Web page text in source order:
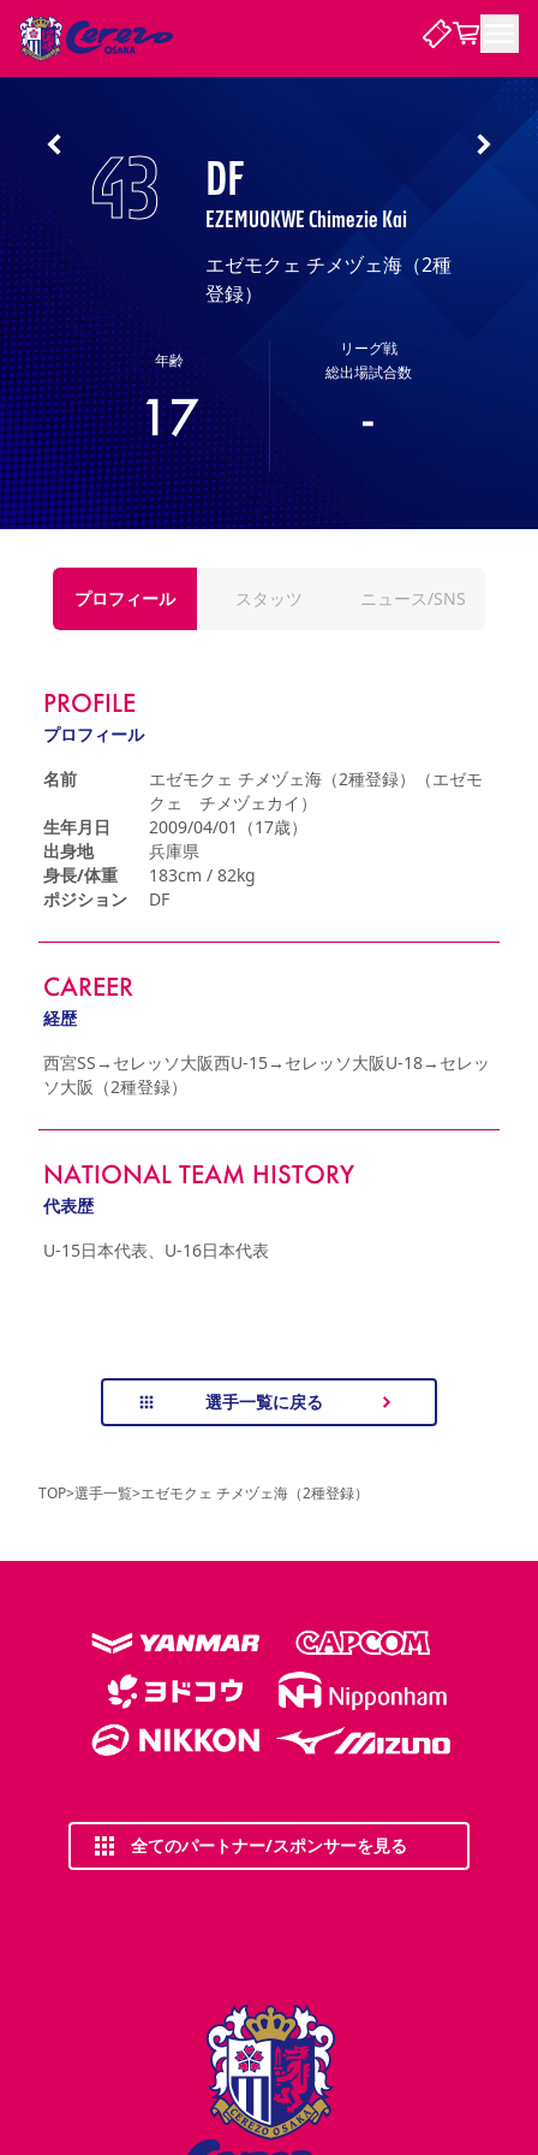
試合について
試合日程 / 結果
チームについて
選手・スタッフ スケジュール
アカデミー
ハナサカプレーヤー 歴代所属選手
観戦する
チケット
チケット情報 販売スケジュール
シーズンシート
法人シーズンシート 福祉サービス 団体チケット
特定興行入場券
譲渡サービス リセールサービス
観戦ガイド
初めて観戦ガイド キッズ向けサービス グルメ
観戦マナー&ルール
ビジターサポーター観戦ガイド
スタジアム
DAZNで観戦
アウェイツアー
よくある質問
よくある質問
クラブを知る
セレッソ大阪について
クラブ紹介 沿革 シーズン記録 求人情報
サポートする
パートナー企業募集中 セレッソ大阪VISAカード
サポートスタッフ
セレッソアイデアちょうだいな
応援商店街
Lise（ライセンスビジネス）
サステナビリティ
サステナビリティポリシー
スポーツクラブ
関連団体/施設
セレッソフットサルパーク
セレッソフットサルパーク長居
セレッソスポーツパーク舞洲
YANMAR HANASAKA STADIUM
セレッソ大阪アカデミー
大人のサッカースクール その他スポーツクラブ
ファンクラブ
ファンクラブ
SAKURA SOCIO SAKURA POINT Program 招待券引換方法
まいセレチケット 会員規定 婚姻届・出生届・命名書
ニュース
ニュース
すべて チーム グッズ
ホームタウン
パートナー スポーツクラブ メディア 30周年
レディース
アカデミー
43 DF
EZEMUOKWE Chimezie Kai
エゼモクェ チメヅェ海（2種
登録）
年齢
17
リーグ戦
総出場試合数
-
プロフィール スタッツ ニュース/SNS
PROFILE
プロフィール
名前
エゼモクェ チメヅェ海（2種登録）（エゼモ
クェ チメヅェカイ）
生年月日
2009/04/01（17歳）
出身地
兵庫県
身長/体重
183cm / 82kg
ポジション
DF
CAREER
経歴
西宮SS→セレッソ大阪西U-15→セレッソ大阪U-18→セレッ
ソ大阪（2種登録）
NATIONAL TEAM HISTORY
代表歴
U-15日本代表、U-16日本代表
選手一覧に戻る
TOP>選手一覧>エゼモクェ チメヅェ海（2種登録）
全てのパートナー/スポンサーを見る